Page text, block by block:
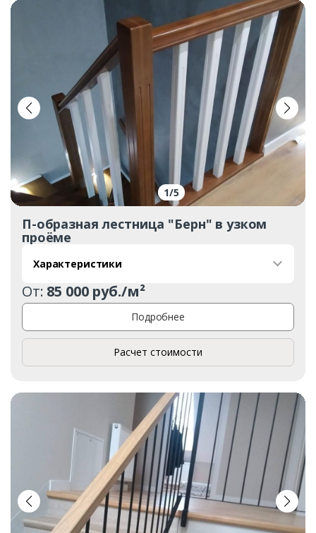
1/5
П-образная лестница "Берн" в узком
проёме
Характеристики
От: 85 000 руб./м²
Подробнее
Расчет стоимости